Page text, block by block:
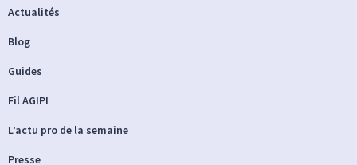
Actualités
Blog
Guides
Fil AGIPI
L’actu pro de la semaine
Presse